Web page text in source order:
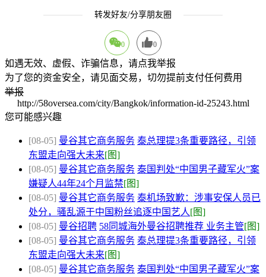
转发好友/分享朋友圈
0 0
如遇无效、虚假、诈骗信息，请点我举报
为了您的资金安全，请见面交易，切勿提前支付任何费用
举报
http://58oversea.com/city/Bangkok/information-id-25243.html
您可能感兴趣
[08-05] 曼谷其它商务服务 泰总理提3条重要路径，引领
东盟走向强大未来[图]
[08-05] 曼谷其它商务服务 泰国判处“中国男子藏军火”案
嫌疑人44年24个月监禁[图]
[08-05] 曼谷其它商务服务 泰机场致歉：涉事安保人员已
处分，骚乱源于中国粉丝追逐中国艺人[图]
[08-05] 曼谷招聘 58同城海外曼谷招聘推荐 业务主管[图]
[08-05] 曼谷其它商务服务 泰总理提3条重要路径，引领
东盟走向强大未来[图]
[08-05] 曼谷其它商务服务 泰国判处“中国男子藏军火”案